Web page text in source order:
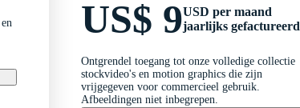
US$ 9USD per maand
jaarlijks gefactureerd
Ontgrendel toegang tot onze volledige collectie
stockvideo's en motion graphics die zijn
vrijgegeven voor commercieel gebruik.
Afbeeldingen niet inbegrepen.